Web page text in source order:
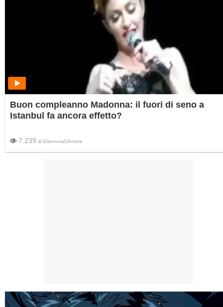
Buon compleanno Madonna: il fuori di seno a
Istanbul fa ancora effetto?
7.239 di EleonoraDAmore